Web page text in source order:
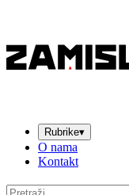
Rubrike▾
O nama
Kontakt
Pretraga: